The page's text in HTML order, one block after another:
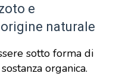
e
naturale
sotto forma di
organica.